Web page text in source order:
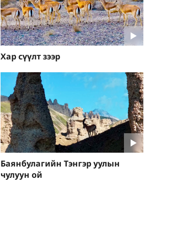
Хар сүүлт зээр
Баянбулагийн Тэнгэр уулын
чулуун ой